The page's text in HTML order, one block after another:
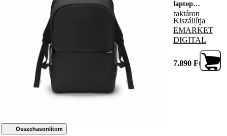
Összehasonlítom
laptop
hátizsák, 16"
laptop rekesz,
újrahasznosítot
t anyagból,
raktáron
Kiszállítja
EMARKET
DIGITAL
7.890 Ft